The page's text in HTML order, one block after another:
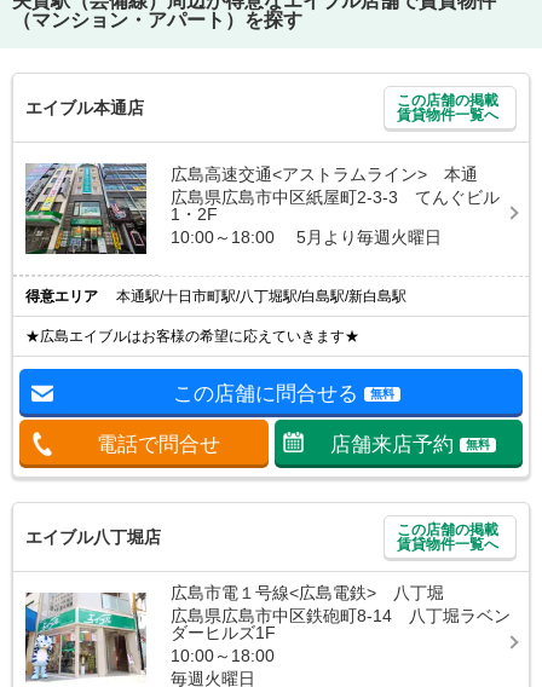
（マンション・アパート）を探す
エイブル本通店
この店舗の掲載
賃貸物件一覧へ
広島高速交通<アストラムライン> 本通
広島県広島市中区紙屋町2-3-3 てんぐビル
1・2F
10:00～18:00 5月より毎週火曜日
得意エリア 本通駅/十日市町駅/八丁堀駅/白島駅/新白島駅
★広島エイブルはお客様の希望に応えていきます★
この店舗に問合せる 無料
電話で問合せ 店舗来店予約 無料
エイブル八丁堀店
この店舗の掲載
賃貸物件一覧へ
広島市電１号線<広島電鉄> 八丁堀
広島県広島市中区鉄砲町8-14 八丁堀ラベン
ダーヒルズ1F
10:00～18:00
毎週火曜日